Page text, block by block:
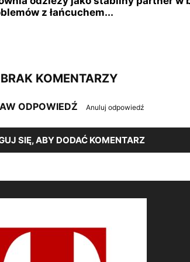
z łańcuchem...
BRAK KOMENTARZY
ODPOWIEDŹ Anuluj odpowiedź
SIĘ, ABY DODAĆ KOMENTARZ